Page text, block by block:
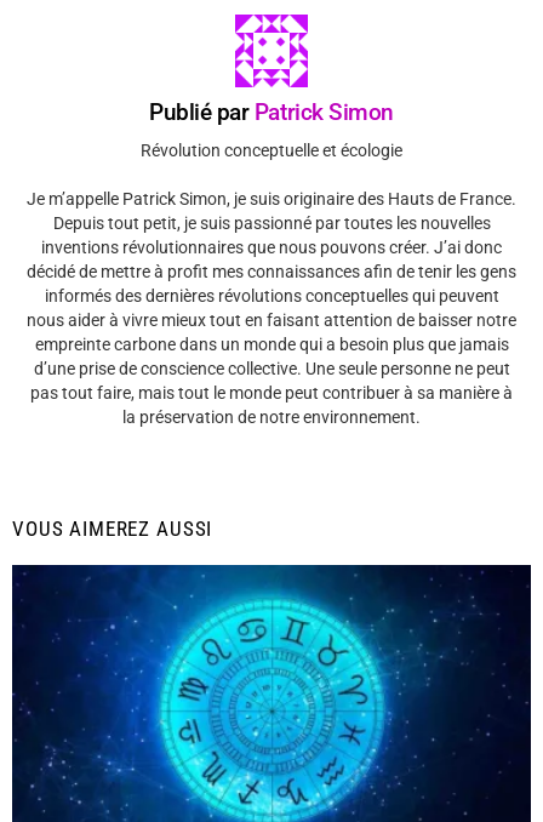
Publié par Patrick Simon
Révolution conceptuelle et écologie
Je m’appelle Patrick Simon, je suis originaire des Hauts de France.
Depuis tout petit, je suis passionné par toutes les nouvelles
inventions révolutionnaires que nous pouvons créer. J’ai donc
décidé de mettre à profit mes connaissances afin de tenir les gens
informés des dernières révolutions conceptuelles qui peuvent
nous aider à vivre mieux tout en faisant attention de baisser notre
empreinte carbone dans un monde qui a besoin plus que jamais
d’une prise de conscience collective. Une seule personne ne peut
pas tout faire, mais tout le monde peut contribuer à sa manière à
la préservation de notre environnement.
VOUS AIMEREZ AUSSI